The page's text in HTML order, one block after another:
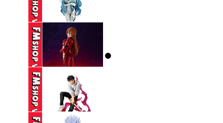
BLINDBOX BLOKEES
SPIDERMAN ...
195,000 VND
(NOBOX) POP UP
PARADE ...
590,000 VND
(NOBOX) SEGA SPM
EVANGELION ...